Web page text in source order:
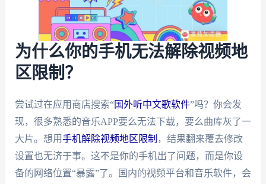
为什么你的手机无法解除视频地
区限制？
尝试过在应用商店搜索“国外听中文歌软件”吗？你会发
现，很多熟悉的音乐APP要么无法下载，要么曲库灰了一
大片。想用手机解除视频地区限制 ，结果翻来覆去修改
设置也无济于事。这不是你的手机出了问题，而是你设
备的网络位置“暴露”了。国内的视频平台和音乐软件，会